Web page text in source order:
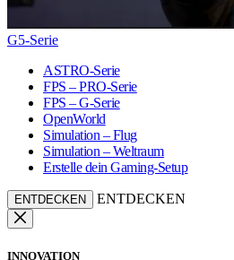
G5-Serie
ASTRO-Serie
FPS – PRO-Serie
FPS – G-Serie
OpenWorld
Simulation – Flug
Simulation – Weltraum
Erstelle dein Gaming-Setup
ENTDECKEN ENTDECKEN
INNOVATION